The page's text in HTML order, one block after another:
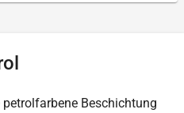
Beschichtung